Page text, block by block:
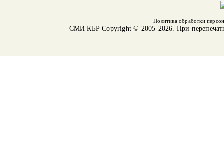
Политика обработки
СМИ КБРCopyright © 2005-2026. При